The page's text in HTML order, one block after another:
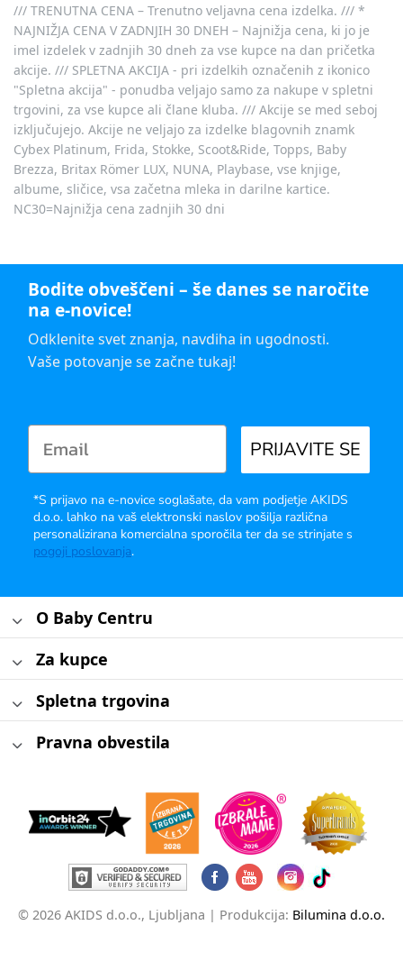
/// TRENUTNA CENA – Trenutno veljavna cena izdelka. /// *
NAJNIŽJA CENA V ZADNJIH 30 DNEH – Najnižja cena, ki jo je
imel izdelek v zadnjih 30 dneh za vse kupce na dan pričetka
akcije. /// SPLETNA AKCIJA - pri izdelkih označenih z ikonico
"Spletna akcija" - ponudba veljajo samo za nakupe v spletni
trgovini, za vse kupce ali člane kluba. /// Akcije se med seboj
izključujejo. Akcije ne veljajo za izdelke blagovnih znamk
Cybex Platinum, Frida, Stokke, Scoot&Ride, Topps, Baby
Brezza, Britax Römer LUX, NUNA, Playbase, vse knjige,
albume, sličice, vsa začetna mleka in darilne kartice.
NC30=Najnižja cena zadnjih 30 dni
Bodite obveščeni – še danes se naročite
na e-novice!
Odklenite svet znanja, navdiha in ugodnosti.
Vaše potovanje se začne tukaj!
PRIJAVITE SE
*S prijavo na e-novice soglašate, da vam podjetje AKIDS
d.o.o. lahko na vaš elektronski naslov pošilja različna
personalizirana komercialna sporočila ter da se strinjate s
pogoji poslovanja.
O Baby Centru
Za kupce
Spletna trgovina
Pravna obvestila
© 2026 AKIDS d.o.o., Ljubljana | Produkcija: Bilumina d.o.o.